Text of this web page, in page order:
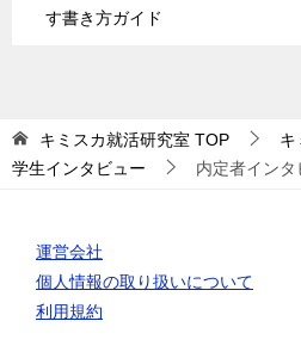
す書き方ガイド
キミスカ就活研究室 TOP
キ
学生インタビュー
内定者イン
運営会社
個人情報の取り扱いについて
利用規約